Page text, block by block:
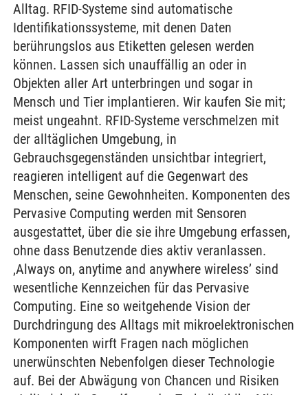
Alltag. RFID-Systeme sind automatische
Identifikationssysteme, mit denen Daten
berührungslos aus Etiketten gelesen werden
können. Lassen sich unauffällig an oder in
Objekten aller Art unterbringen und sogar in
Mensch und Tier implantieren. Wir kaufen Sie mit;
meist ungeahnt. RFID-Systeme verschmelzen mit
der alltäglichen Umgebung, in
Gebrauchsgegenständen unsichtbar integriert,
reagieren intelligent auf die Gegenwart des
Menschen, seine Gewohnheiten. Komponenten des
Pervasive Computing werden mit Sensoren
ausgestattet, über die sie ihre Umgebung erfassen,
ohne dass Benutzende dies aktiv veranlassen.
‚Always on, anytime and anywhere wireless’ sind
wesentliche Kennzeichen für das Pervasive
Computing. Eine so weitgehende Vision der
Durchdringung des Alltags mit mikroelektronischen
Komponenten wirft Fragen nach möglichen
unerwünschten Nebenfolgen dieser Technologie
auf. Bei der Abwägung von Chancen und Risiken